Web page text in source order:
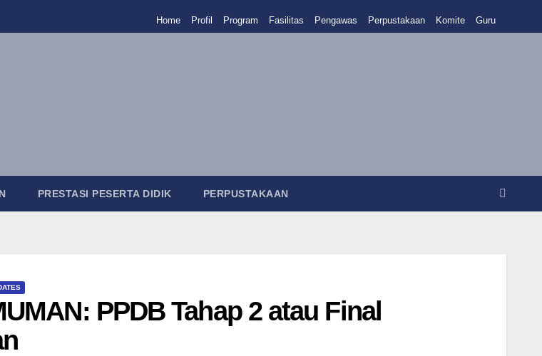
Home Profil Program Fasilitas Pengawas Perpustakaan Komite Guru
PRESTASI PESERTA DIDIK PERPUSTAKAAN
PPDB Tahap 2 atau Final